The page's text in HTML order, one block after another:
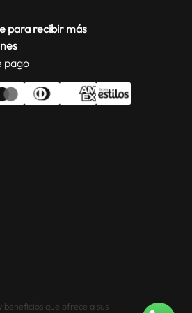
para recibir más
pago
beneficios que ofrece a sus